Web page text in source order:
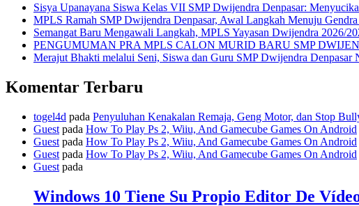
Sisya Upanayana Siswa Kelas VII SMP Dwijendra Denpasar:
MPLS Ramah SMP Dwijendra Denpasar, Awal Langkah Menuju
Semangat Baru Mengawali Langkah, MPLS Yayasan Dwijendra 2026/
PENGUMUMAN PRA MPLS CALON MURID BARU SMP
Merajut Bhakti melalui Seni, Siswa dan Guru SMP Dwijendra
Komentar Terbaru
togel4d pada Penyuluhan Kenakalan Remaja, Geng Motor, dan Stop
Guest pada How To Play Ps 2, Wiiu, And Gamecube Games On Android
Guest pada How To Play Ps 2, Wiiu, And Gamecube Games On Android
Guest pada How To Play Ps 2, Wiiu, And Gamecube Games On Android
Guest pada
Windows 10 Tiene Su Propio Editor De